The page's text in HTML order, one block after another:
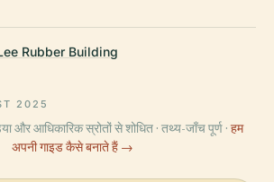
Rubber Building
2025
और आधिकारिक स्रोतों से शोधित · तथ्य-जाँच पूर्ण · हम
अपनी गाइड कैसे बनाते हैं →